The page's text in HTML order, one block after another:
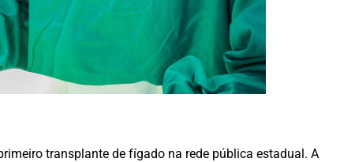
transplante de fígado na rede pública estadual. A